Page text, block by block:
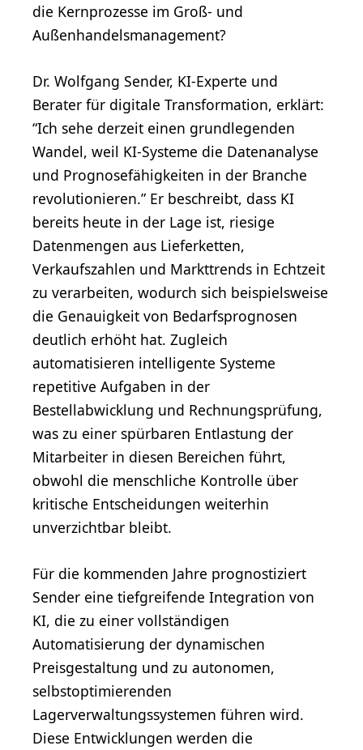
die Kernprozesse im Groß- und
Außenhandelsmanagement?
Dr. Wolfgang Sender, KI-Experte und
Berater für digitale Transformation, erklärt:
“Ich sehe derzeit einen grundlegenden
Wandel, weil KI-Systeme die Datenanalyse
und Prognosefähigkeiten in der Branche
revolutionieren.” Er beschreibt, dass KI
bereits heute in der Lage ist, riesige
Datenmengen aus Lieferketten,
Verkaufszahlen und Markttrends in Echtzeit
zu verarbeiten, wodurch sich beispielsweise
die Genauigkeit von Bedarfsprognosen
deutlich erhöht hat. Zugleich
automatisieren intelligente Systeme
repetitive Aufgaben in der
Bestellabwicklung und Rechnungsprüfung,
was zu einer spürbaren Entlastung der
Mitarbeiter in diesen Bereichen führt,
obwohl die menschliche Kontrolle über
kritische Entscheidungen weiterhin
unverzichtbar bleibt.
Für die kommenden Jahre prognostiziert
Sender eine tiefgreifende Integration von
KI, die zu einer vollständigen
Automatisierung der dynamischen
Preisgestaltung und zu autonomen,
selbstoptimierenden
Lagerverwaltungssystemen führen wird.
Diese Entwicklungen werden die